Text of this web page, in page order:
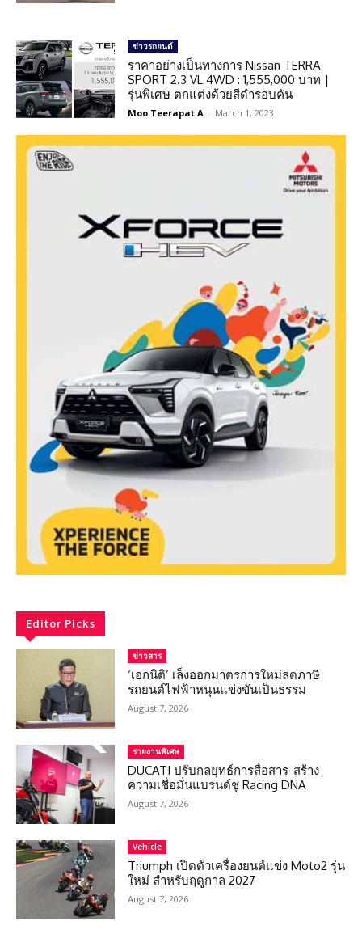
ข่าวรถยนต์
ราคาอย่างเป็นทางการ Nissan TERRA
SPORT 2.3 VL 4WD : 1,555,000 บาท |
รุ่นพิเศษ ตกแต่งด้วยสีดำรอบคัน
Moo Teerapat A - March 1, 2023
Editor Picks
ข่าวสาร
‘เอกนิติ’ เล็งออกมาตรการใหม่ลดภาษี
รถยนต์ไฟฟ้าหนุนแข่งขันเป็นธรรม
August 7, 2026
รายงานพิเศษ
DUCATI ปรับกลยุทธ์การสื่อสาร-สร้าง
ความเชื่อมั่นแบรนด์ชู Racing DNA
August 7, 2026
Vehicle
Triumph เปิดตัวเครื่องยนต์แข่ง Moto2 รุ่น
ใหม่ สำหรับฤดูกาล 2027
August 7, 2026